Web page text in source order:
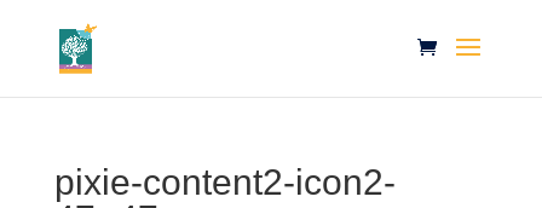
pixie-content2-icon2-